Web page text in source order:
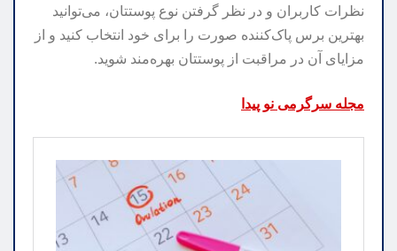
نظرات کاربران و در نظر گرفتن نوع پوستتان، می‌توانید
بهترین برس پاک‌کننده صورت را برای خود انتخاب کنید و از
مزایای آن در مراقبت از پوستتان بهره‌مند شوید.
مجله سرگرمی نو پیدا